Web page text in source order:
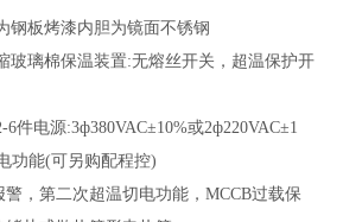
钢板烤漆内胆为镜面不锈钢
玻璃棉保温装置:无熔丝开关，超温保护开
6件电源:3ф380VAC±10%或2ф220VAC±1
功能(可另购配程控)
警，第二次超温切电功能，MCCB过载保